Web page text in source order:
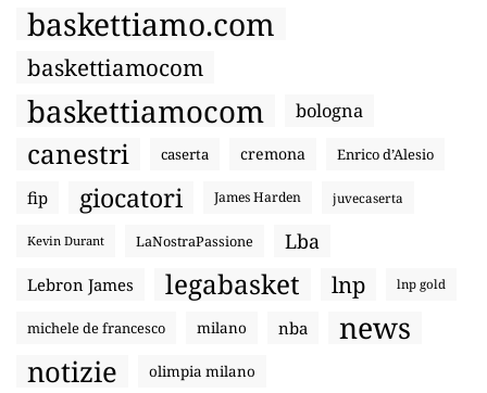
baskettiamo.com
baskettiamocom
baskettiamocom bologna
canestri caserta cremona Enrico d’Alesio
fip giocatori James Harden juvecaserta
Kevin Durant LaNostraPassione Lba
Lebron James legabasket lnp lnp gold
michele de francesco milano nba news
notizie olimpia milano